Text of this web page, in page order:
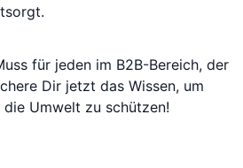
für jeden im B2B-Bereich, der
Dir jetzt das Wissen, um
die Umwelt zu schützen!